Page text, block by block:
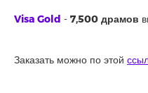
Visa Gold - 7,500 драмов
Заказать можно по этой